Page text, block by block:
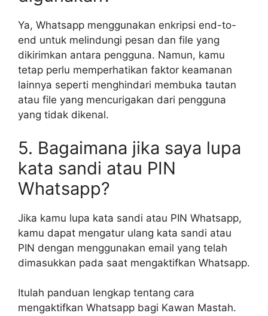
Ya, Whatsapp menggunakan enkripsi end-to-
end untuk melindungi pesan dan file yang
dikirimkan antara pengguna. Namun, kamu
tetap perlu memperhatikan faktor keamanan
lainnya seperti menghindari membuka tautan
atau file yang mencurigakan dari pengguna
yang tidak dikenal.
5. Bagaimana jika saya lupa
kata sandi atau PIN
Whatsapp?
Jika kamu lupa kata sandi atau PIN Whatsapp,
kamu dapat mengatur ulang kata sandi atau
PIN dengan menggunakan email yang telah
dimasukkan pada saat mengaktifkan Whatsapp.
Itulah panduan lengkap tentang cara
mengaktifkan Whatsapp bagi Kawan Mastah.